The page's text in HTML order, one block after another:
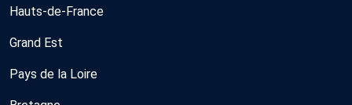
Hauts-de-France
Grand Est
Pays de la Loire